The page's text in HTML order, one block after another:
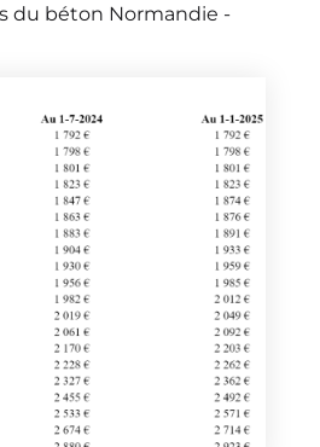
du béton Normandie -